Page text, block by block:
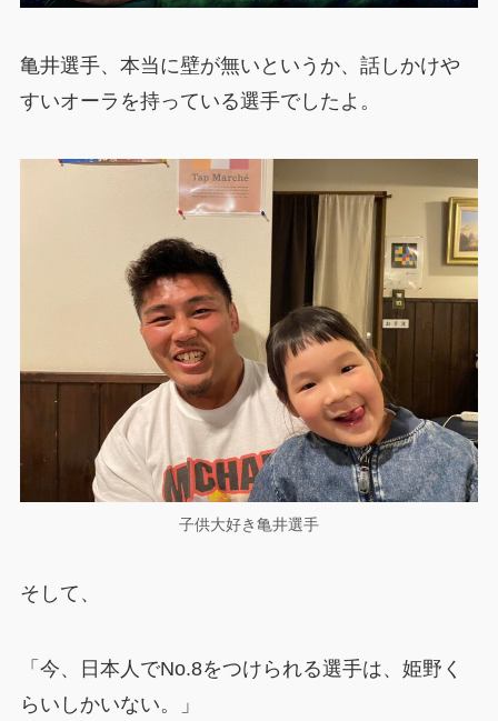
亀井選手、本当に壁が無いというか、話しかけや
すいオーラを持っている選手でしたよ。
子供大好き亀井選手
そして、
「今、日本人でNo.8をつけられる選手は、姫野く
らいしかいない。」